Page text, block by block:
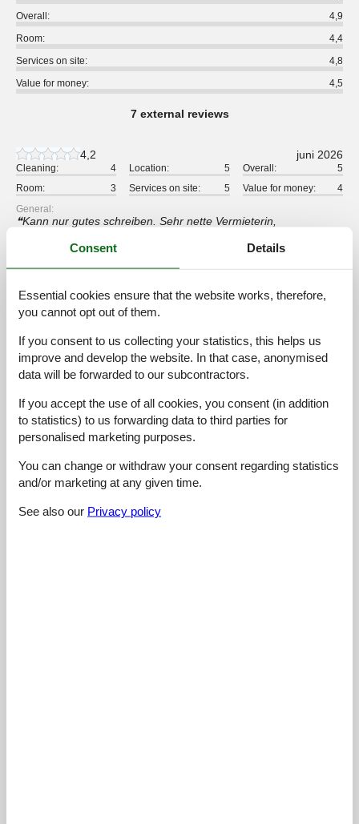
Overall:
4,9
Room:
4,4
Services on site:
4,8
Value for money:
4,5
7 external reviews
4,2 juni 2026
Cleaning: 4 Location: 5 Overall:
5
Room:
3 Services on site: 5 Value for money:
4
General:
Kann nur gutes schreiben. Sehr nette Vermieterin,
Schuhboeck
5,0 juni 2026
Location:
General:
Es wurden Tips zu Ausflügen und zum Erwerb der
Erlebniskarte gegeben. Die Freundlichkeit der Gastgeber und
zufrieden und werden die Unterkunft im Freundeskreis weiter
empfehlen.
maj 2025
Cleaning: 5 Location: 5 Overall:
5
Consent Details
Essential cookies ensure that the website works, therefore,
you cannot opt out of them.
If you consent to us collecting your statistics, this helps us
improve and develop the website. In that case, anonymised
data will be forwarded to our subcontractors.
If you accept the use of all cookies, you consent (in addition
to statistics) to us forwarding data to third parties for
personalised marketing purposes.
You can change or withdraw your consent regarding statistics
and/or marketing at any given time.
See also our Privacy policy